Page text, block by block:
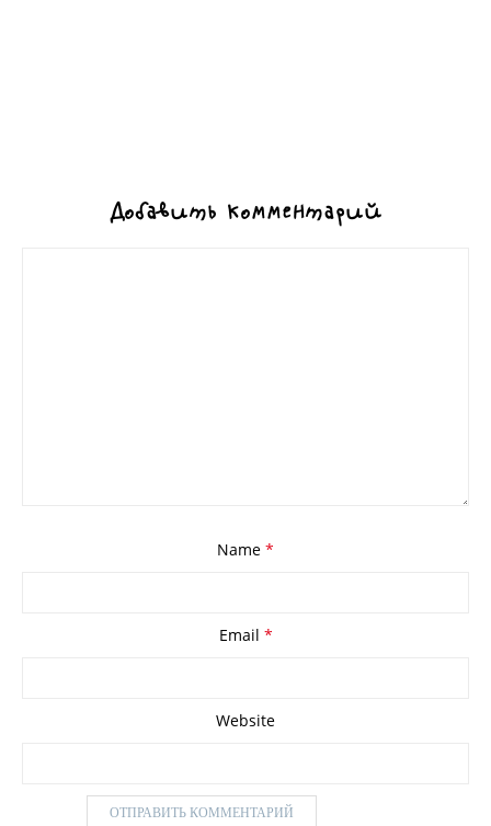
Добавить комментарий
Name *
Email *
Website